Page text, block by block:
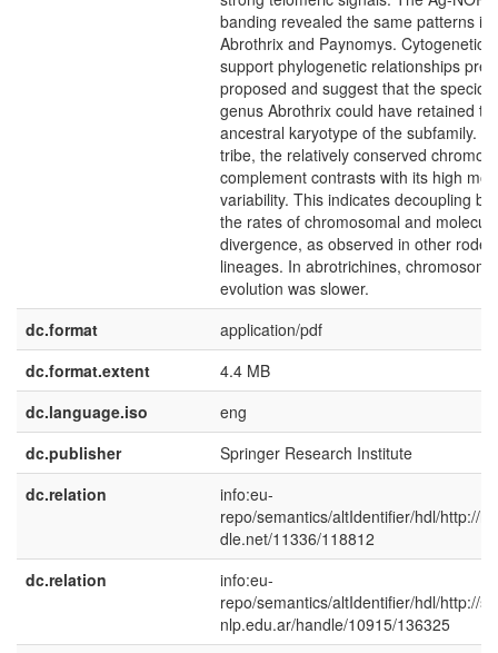
banding revealed the same patterns in
Abrothrix and Paynomys. Cytogenetic
support phylogenetic relationships
proposed and suggest that the
genus Abrothrix could have retained
ancestral karyotype of the subfamily.
tribe, the relatively conserved
complement contrasts with its high
variability. This indicates decoupling
the rates of chromosomal and
divergence, as observed in other
lineages. In abrotrichines, chromosome
evolution was slower.
dc.format
application/pdf
dc.format.extent
4.4 MB
dc.language.iso
eng
dc.publisher
Springer Research Institute
dc.relation
info:eu-
repo/semantics/altIdentifier/hdl/http://
dle.net/11336/118812
dc.relation
info:eu-
repo/semantics/altIdentifier/hdl/http://
nlp.edu.ar/handle/10915/136325